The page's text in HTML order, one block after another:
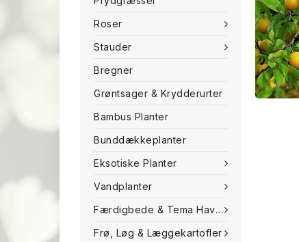
Roser
Stauder
Bregner
Grøntsager & Krydderurter
Bambus Planter
Bunddækkeplanter
Eksotiske Planter
Vandplanter
Færdigbede & Tema Haven
Frø, Løg & Læggekartofler